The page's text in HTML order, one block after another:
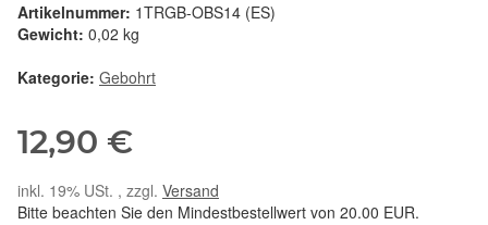
Artikelnummer: 1TRGB-OBS14 (ES)
Gewicht: 0,02 kg
Kategorie: Gebohrt
12,90 €
inkl. 19% USt. , zzgl. Versand
Bitte beachten Sie den Mindestbestellwert von 20.00 EUR.